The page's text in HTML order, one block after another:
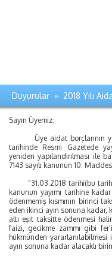
Duyurular » 2018 Yılı
Sayın Üyemiz;
Üye aidat borçlarının
tarihinde Resmi Gazetede
yeniden yapılandırılması ile
7143 sayılı kanunun 10.
“31.03.2018 tarihi(bu tarih
kanunun yayımı tarihine
ödenmemiş kısmının birinci
eden ikinci ayın sonuna kadar,
altı eşit taksitte ödenmesi
faizi, gecikme zammı gibi
hükmünden
ayın sonuna kadar alacaklı